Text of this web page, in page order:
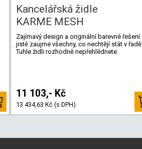
Kancelářská židle
KARME MESH
Zajímavý design a originální barevné řešení
jistě zaujme všechny, co nechtějí stát v řadě.
Tuhle židli rozhodně nepřehlédnete.
11 103,- Kč
13 434,63 Kč (s DPH)